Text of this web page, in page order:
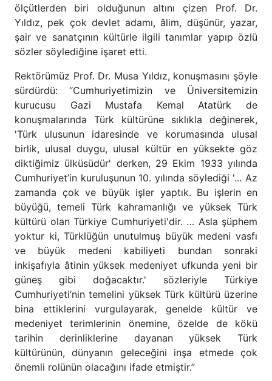
ölçütlerden biri olduğunun altını çizen Prof. Dr.
Yıldız, pek çok devlet adamı, âlim, düşünür, yazar,
şair ve sanatçının kültürle ilgili tanımlar yapıp özlü
sözler söylediğine işaret etti.
Rektörümüz Prof. Dr. Musa Yıldız, konuşmasını şöyle
sürdürdü: “Cumhuriyetimizin ve Üniversitemizin
kurucusu Gazi Mustafa Kemal Atatürk de
konuşmalarında Türk kültürüne sıklıkla değinerek,
'Türk ulusunun idaresinde ve korumasında ulusal
birlik, ulusal duygu, ulusal kültür en yüksekte göz
diktiğimiz ülküsüdür' derken, 29 Ekim 1933 yılında
Cumhuriyet’in kuruluşunun 10. yılında söylediği '... Az
zamanda çok ve büyük işler yaptık. Bu işlerin en
büyüğü, temeli Türk kahramanlığı ve yüksek Türk
kültürü olan Türkiye Cumhuriyeti'dir. … Asla şüphem
yoktur ki, Türklüğün unutulmuş büyük medeni vasfı
ve büyük medeni kabiliyeti bundan sonraki
inkişafıyla âtinin yüksek medeniyet ufkunda yeni bir
güneş gibi doğacaktır.' sözleriyle Türkiye
Cumhuriyeti’nin temelini yüksek Türk kültürü üzerine
bina ettiklerini vurgulayarak, genelde kültür ve
medeniyet terimlerinin önemine, özelde de kökü
tarihin derinliklerine dayanan yüksek Türk
kültürünün, dünyanın geleceğini inşa etmede çok
önemli rolünün olacağını ifade etmiştir.”